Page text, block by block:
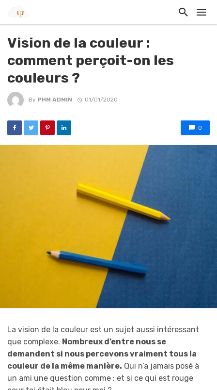
Vision de la couleur :
comment perçoit-on les
couleurs ?
By PHM ADMIN 01/01/2020
0
La vision de la couleur est un sujet aussi intéressant
que complexe. Nombreux d’entre nous se
demandent si nous percevons vraiment tous la
couleur de la même manière. Qui n’a jamais posé à
un ami une question comme : et si ce qui est rouge